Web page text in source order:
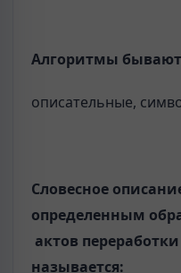
Алгоритмы
описательные,
Словесное
определенным
актов
называется: